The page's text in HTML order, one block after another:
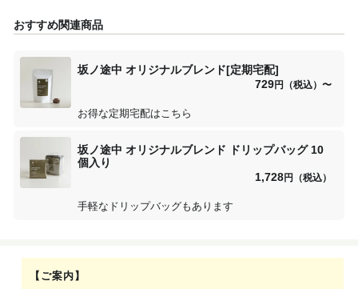
おすすめ関連商品
坂ノ途中 オリジナルブレンド[定期宅配]
729円（税込）〜
お得な定期宅配はこちら
坂ノ途中 オリジナルブレンド ドリップバッグ 10
個入り
1,728円（税込）
手軽なドリップバッグもあります
【ご案内】